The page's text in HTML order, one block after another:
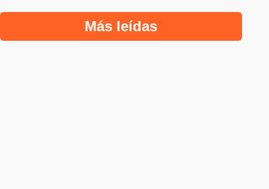
Más leídas